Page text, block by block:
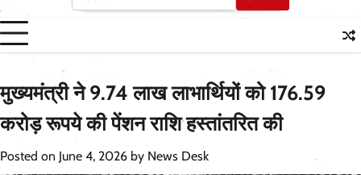
for:
मुख्यमंत्री ने 9.74 लाख लाभार्थियों को 176.59
करोड़ रूपये की पेंशन राशि हस्तांतरित की
Posted on June 4, 2026 by News Desk